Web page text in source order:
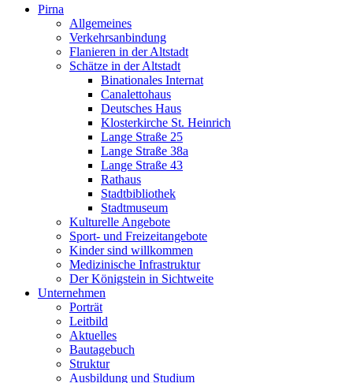
Pirna
Allgemeines
Verkehrsanbindung
Flanieren in der Altstadt
Schätze in der Altstadt
Binationales Internat
Canalettohaus
Deutsches Haus
Klosterkirche St. Heinrich
Lange Straße 25
Lange Straße 38a
Lange Straße 43
Rathaus
Stadtbibliothek
Stadtmuseum
Kulturelle Angebote
Sport- und Freizeitangebote
Kinder sind willkommen
Medizinische Infrastruktur
Der Königstein in Sichtweite
Unternehmen
Porträt
Leitbild
Aktuelles
Bautagebuch
Struktur
Ausbildung und Studium